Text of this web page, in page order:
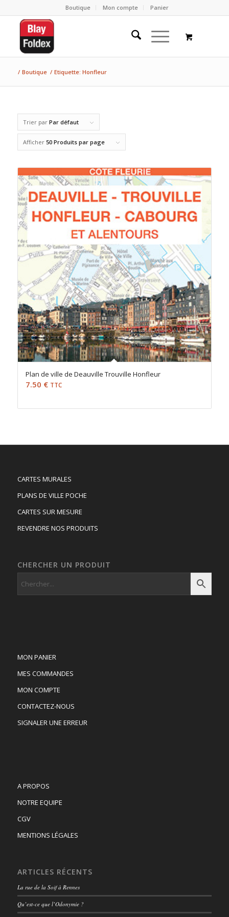
Boutique Mon compte Panier
/ Boutique / Etiquette: Honfleur
Trier par Par défaut
Afficher 50 Produits par page
Plan de ville de Deauville Trouville Honfleur
7.50 € TTC
CARTES MURALES
PLANS DE VILLE POCHE
CARTES SUR MESURE
REVENDRE NOS PRODUITS
CHERCHER UN PRODUIT
MON PANIER
MES COMMANDES
MON COMPTE
CONTACTEZ-NOUS
SIGNALER UNE ERREUR
A PROPOS
NOTRE EQUIPE
CGV
MENTIONS LÉGALES
ARTICLES RÉCENTS
La rue de la Soif à Rennes
Qu’est-ce que l’Odonymie ?